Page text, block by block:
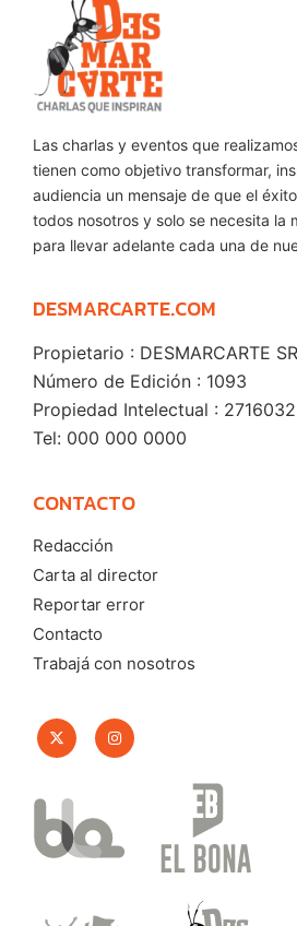
Las charlas y eventos que
tienen como objetivo transformar,
audiencia un mensaje de que el
todos nosotros y solo se necesita la
para llevar adelante cada una de
DESMARCARTE.COM
Propietario : DESMARCARTE
Número de Edición : 1093
Propiedad Intelectual :
Tel: 000 000 0000
CONTACTO
Redacción
Carta al director
Reportar error
Contacto
Trabajá con nosotros